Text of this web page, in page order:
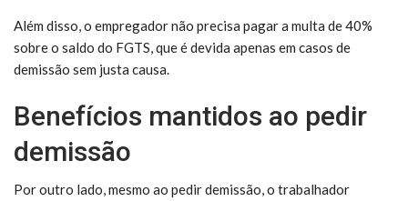
Além disso, o empregador não precisa pagar a multa de 40%
sobre o saldo do FGTS, que é devida apenas em casos de
demissão sem justa causa.
Benefícios mantidos ao pedir
demissão
Por outro lado, mesmo ao pedir demissão, o trabalhador